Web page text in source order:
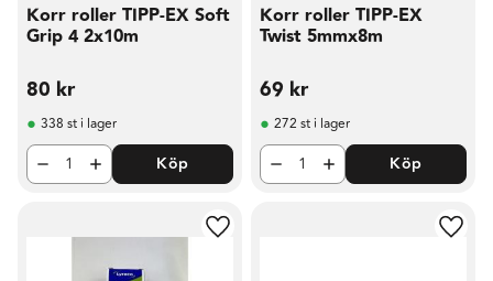
Korr roller TIPP-EX Soft
Grip 4 2x10m
80 kr
338 st i lager
Köp
Korr roller TIPP-EX
Twist 5mmx8m
69 kr
272 st i lager
Köp
Lägg till i favoriter